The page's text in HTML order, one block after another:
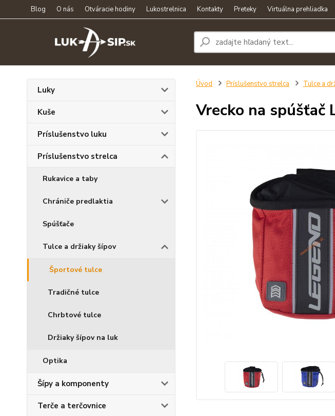
Blog O nás Otváracie hodiny Lukostrelnica Kontakty Preteky Virtuálna prehliadka
Luky
Kuše
Príslušenstvo luku
Príslušenstvo strelca
Rukavice a taby
Chrániče predlaktia
Spúšťače
Tulce a držiaky šípov
Športové tulce
Tradičné tulce
Chrbtové tulce
Držiaky šípov na luk
Optika
Šípy a komponenty
Terče a terčovnice
Úvod Príslušenstvo strelca Tulce a
Vrecko na spúšťač